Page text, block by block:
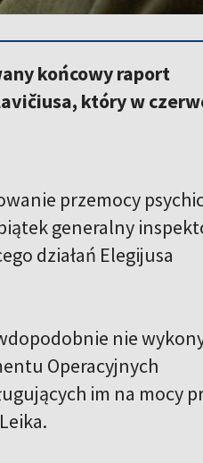
końcowy raport
który w
przemocy
generalny
działań Elegijusa
nie
Operacyjnych
im na mocy